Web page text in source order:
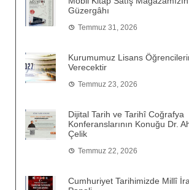
Güzergâhı
Temmuz 31, 2026
Kurumumuz Lisans
Verecektir
Temmuz 23, 2026
Dijital Tarih ve Tarihî Coğrafya
Konferanslarının Konuğu Dr.
Çelik
Temmuz 22, 2026
Cumhuriyet Tarihimizde Millî